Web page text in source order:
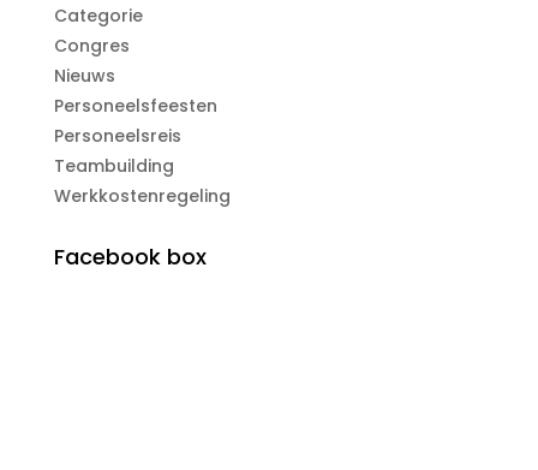
Categorie
Congres
Nieuws
Personeelsfeesten
Personeelsreis
Teambuilding
Werkkostenregeling
Facebook box